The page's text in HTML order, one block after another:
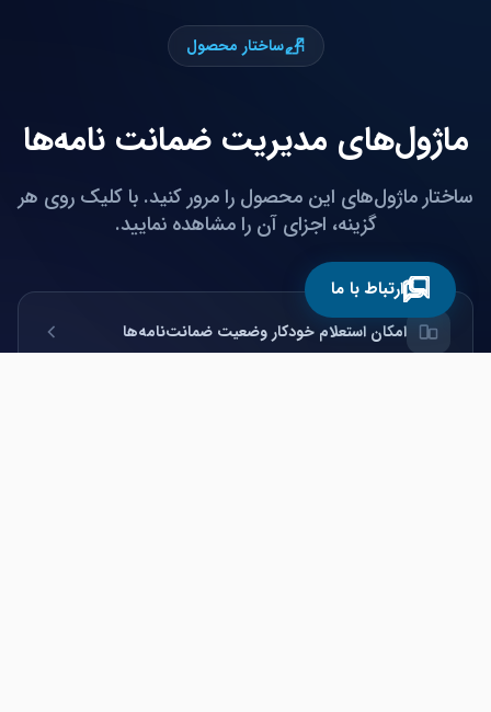
ساختار محصول
ماژول‌های مدیریت ضمانت نامه‌ها
ساختار ماژول‌های این محصول را مرور کنید. با کلیک روی هر
گزینه، اجزای آن را مشاهده نمایید.
امکان استعلام خودکار وضعیت ضمانت‌نامه‌ها
ارتباط با ما